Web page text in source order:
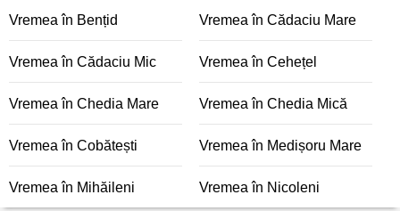
Vremea în Bențid Vremea în Cădaciu Mare
Vremea în Cădaciu Mic Vremea în Cehețel
Vremea în Chedia Mare Vremea în Chedia Mică
Vremea în Cobătești Vremea în Medișoru Mare
Vremea în Mihăileni Vremea în Nicoleni